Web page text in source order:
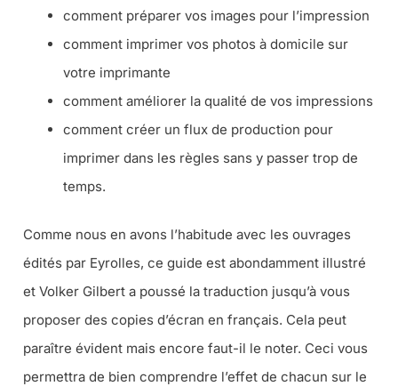
comment préparer vos images pour l’impression
comment imprimer vos photos à domicile sur
votre imprimante
comment améliorer la qualité de vos impressions
comment créer un flux de production pour
imprimer dans les règles sans y passer trop de
temps.
Comme nous en avons l’habitude avec les ouvrages
édités par Eyrolles, ce guide est abondamment illustré
et Volker Gilbert a poussé la traduction jusqu’à vous
proposer des copies d’écran en français. Cela peut
paraître évident mais encore faut-il le noter. Ceci vous
permettra de bien comprendre l’effet de chacun sur le